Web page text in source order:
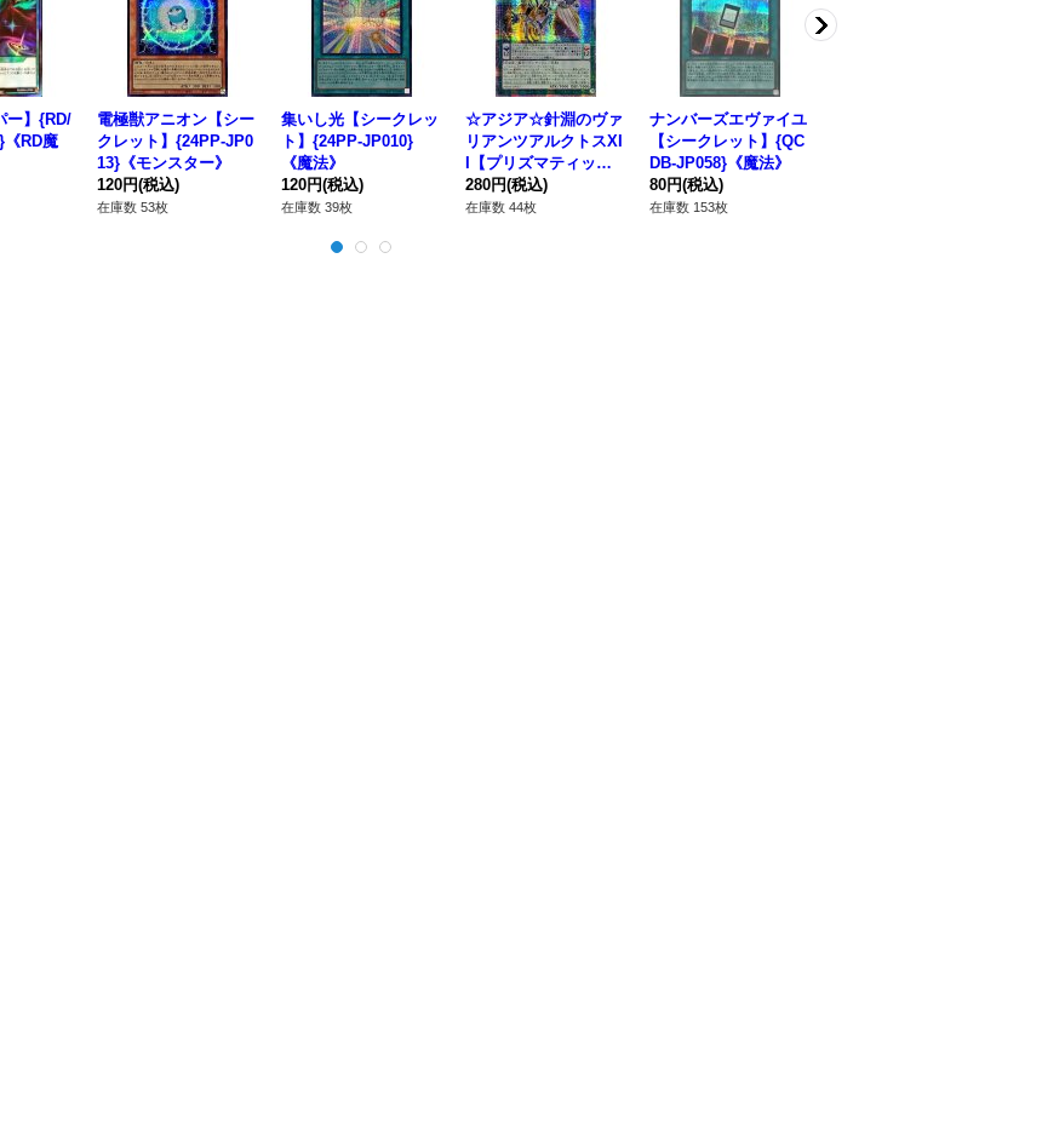
ー】{RD/
《RD魔
電極獣アニオン【シー
クレット】{24PP-JP0
13}《モンスター》
120円(税込)
在庫数 53枚
集いし光【シークレッ
ト】{24PP-JP010}
《魔法》
120円(税込)
在庫数 39枚
☆アジア☆針淵のヴァ
リアンツアルクトスXI
I【プリズマティック
シークレット】{アジ
アPHHY-JP037}《融
280円(税込)
在庫数 44枚
ナンバーズエヴァイユ
【シークレット】{QC
DB-JP058}《魔法》
80円(税込)
在庫数 153枚